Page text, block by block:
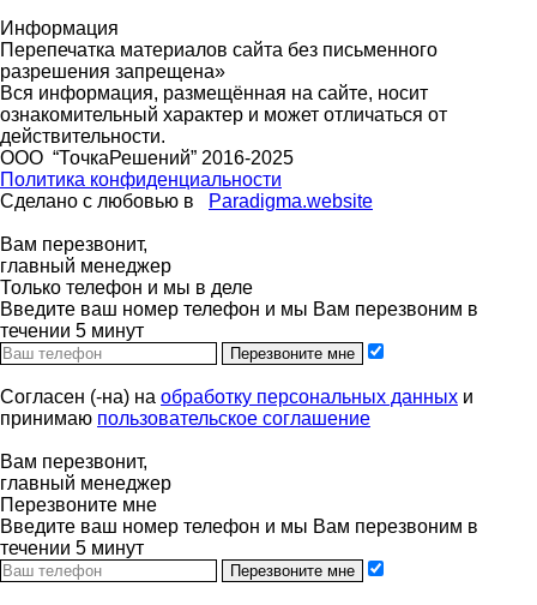
Информация
Перепечатка материалов сайта без письменного
разрешения запрещена»
Вся информация, размещённая на сайте, носит
ознакомительный характер и может отличаться от
действительности.
ООО “ТочкаРешений” 2016-2025
Политика конфиденциальности
Сделано с любовью в
Paradigma.website
Вам перезвонит,
главный менеджер
Только телефон и мы в деле
Введите ваш номер телефон и мы Вам перезвоним в
течении 5 минут
Перезвоните мне
Согласен (-на) на обработку персональных данных и
принимаю пользовательское соглашение
Вам перезвонит,
главный менеджер
Перезвоните мне
Введите ваш номер телефон и мы Вам перезвоним в
течении 5 минут
Перезвоните мне